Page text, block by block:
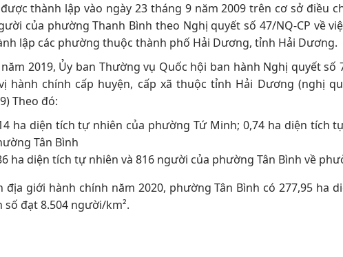
thành lập vào ngày 23 tháng 9 năm 2009 trên cơ sở điều
của phường Thanh Bình theo Nghị quyết số 47/NQ-CP về
lập các phường thuộc thành phố Hải Dương, tỉnh Hải Dương.
2019, Ủy ban Thường vụ Quốc hội ban hành Nghị quyết số
hành chính cấp huyện, cấp xã thuộc tỉnh Hải Dương (nghị
Theo đó:
ha diện tích tự nhiên của phường Tứ Minh; 0,74 ha diện tích
Tân Bình
ha diện tích tự nhiên và 816 người của phường Tân Bình về
địa giới hành chính năm 2020, phường Tân Bình có 277,95 ha
đạt 8.504 người/km².